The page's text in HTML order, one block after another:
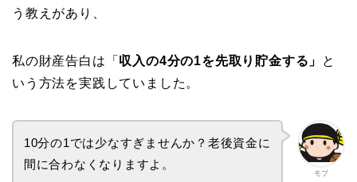
う教えがあり、
私の財産告白は「 収入の4分の1を先取り貯金する」
と
いう方法を実践していました。
モブ
10分の1では少なすぎませんか？老後資金に
間に合わなくなりますよ。